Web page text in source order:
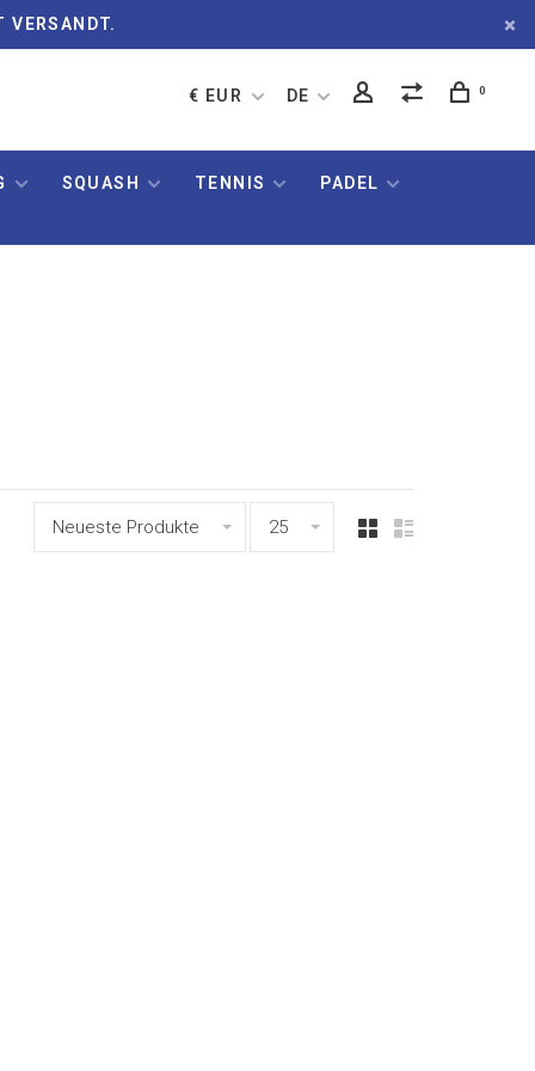
VERSANDT.
€ EUR DE 0
SQUASH TENNIS
PADEL
Neueste Produkte 25